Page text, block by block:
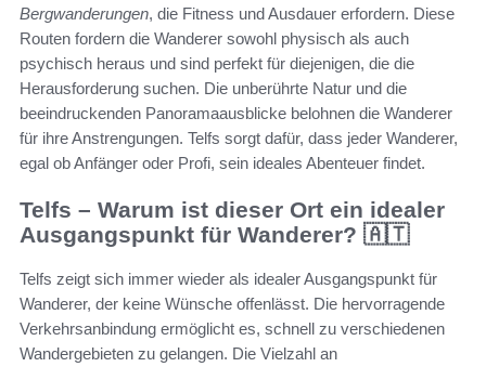
Bergwanderungen, die Fitness und Ausdauer erfordern. Diese
Routen fordern die Wanderer sowohl physisch als auch
psychisch heraus und sind perfekt für diejenigen, die die
Herausforderung suchen. Die unberührte Natur und die
beeindruckenden Panoramaausblicke belohnen die Wanderer
für ihre Anstrengungen. Telfs sorgt dafür, dass jeder Wanderer,
egal ob Anfänger oder Profi, sein ideales Abenteuer findet.
Telfs – Warum ist dieser Ort ein idealer
Ausgangspunkt für Wanderer? 🇦🇹
Telfs zeigt sich immer wieder als idealer Ausgangspunkt für
Wanderer, der keine Wünsche offenlässt. Die hervorragende
Verkehrsanbindung ermöglicht es, schnell zu verschiedenen
Wandergebieten zu gelangen. Die Vielzahl an